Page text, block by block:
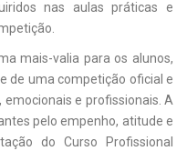
nas aulas práticas e
mais-valia para os alunos,
de uma competição oficial e
e profissionais. A
pelo empenho, atitude e
do Curso Profissional